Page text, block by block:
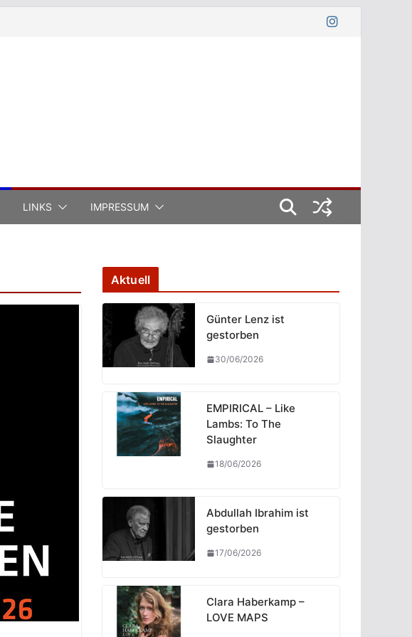
LINKS IMPRESSUM
Aktuell
Günter Lenz ist
gestorben
30/06/2026
EMPIRICAL – Like
Lambs: To The
Slaughter
18/06/2026
Abdullah Ibrahim ist
gestorben
17/06/2026
Clara Haberkamp –
LOVE MAPS